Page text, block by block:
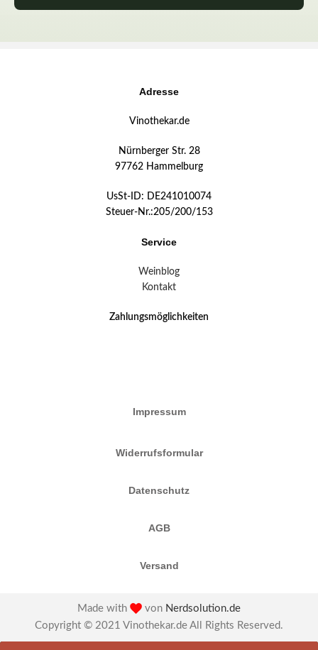
Adresse
Vinothekar.de
Nürnberger Str. 28
97762 Hammelburg
UsSt-ID: DE241010074
Steuer-Nr.:205/200/153
Service
Weinblog
Kontakt
Zahlungsmöglichkeiten
Impressum
Widerrufsformular
Datenschutz
AGB
Versand
Made with von Nerdsolution.de
Copyright © 2021 Vinothekar.de All Rights Reserved.